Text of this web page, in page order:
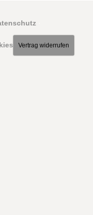
Vertrag widerrufen